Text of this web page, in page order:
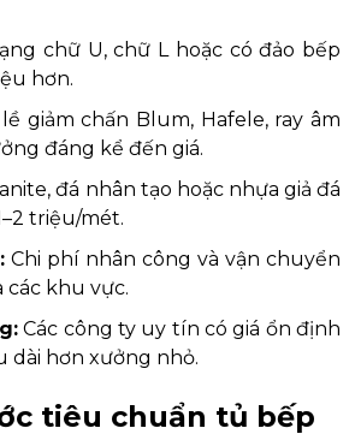
chữ U, chữ L hoặc có đảo bếp
hơn.
giảm chấn Blum, Hafele, ray âm
đáng kể đến giá.
đá nhân tạo hoặc nhựa giả đá
triệu/mét.
Chi phí nhân công và vận chuyển
các khu vực.
Các công ty uy tín có giá ổn định
dài hơn xưởng nhỏ.
tiêu chuẩn tủ bếp